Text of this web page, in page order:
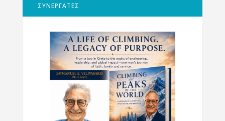
ΣΥΝΕΡΓΑΤΕΣ